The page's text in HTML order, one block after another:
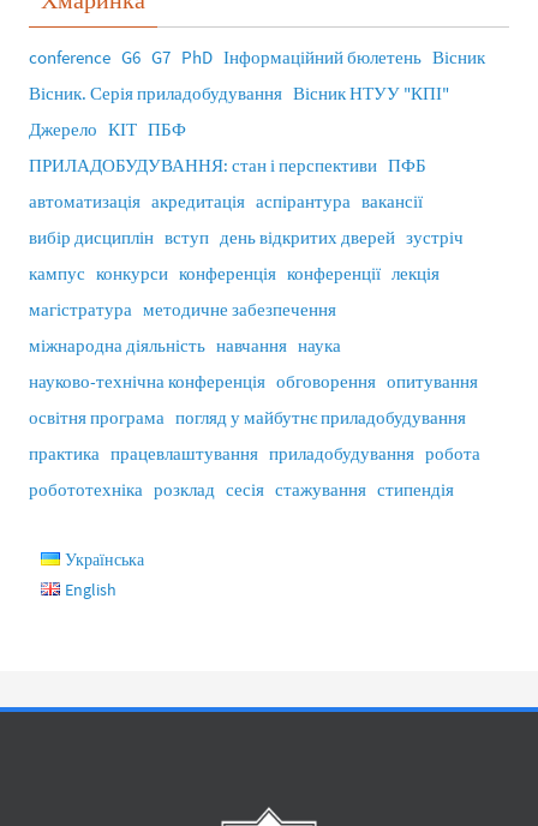
conference G6 G7 PhD Інформаційний бюлетень Вісник
Вісник. Серія приладобудування Вісник НТУУ "КПІ"
Джерело КІТ ПБФ
ПРИЛАДОБУДУВАННЯ: стан і перспективи ПФБ
автоматизація акредитація аспірантура вакансії
вибір дисциплін вступ день відкритих дверей зустріч
кампус конкурси конференція конференції лекція
магістратура методичне забезпечення
міжнародна діяльність навчання наука
науково-технічна конференція обговорення опитування
освітня програма погляд у майбутнє приладобудування
практика працевлаштування приладобудування робота
робототехніка розклад сесія стажування стипендія
Українська
English